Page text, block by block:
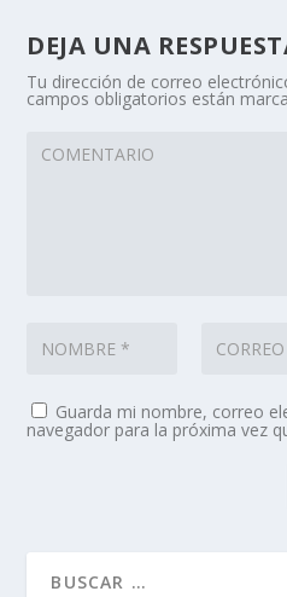
DEJA UNA
Tu dirección de correo
campos obligatorios están
Guarda mi nombre, correo
navegador para la próxima vez